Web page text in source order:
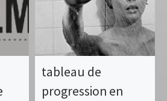
tableau de
progression en